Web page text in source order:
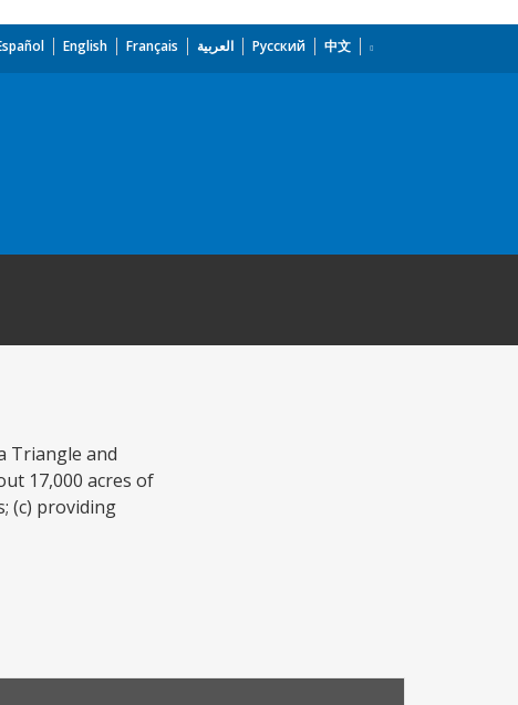
English Français العربية Русский 中文
Triangle and
17,000 acres of
(c) providing